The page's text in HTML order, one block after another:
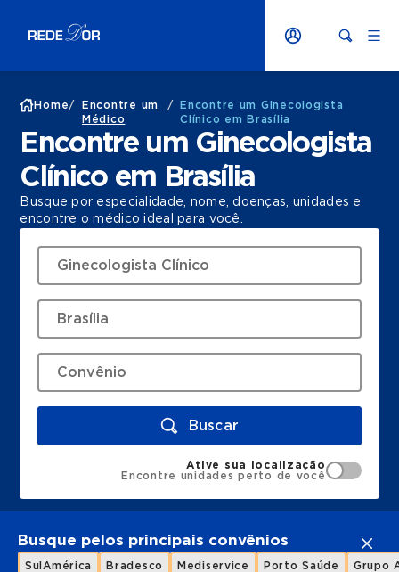
Home/
Encontre um
Médico
/
Encontre um Ginecologista
Clínico em Brasília
Encontre um Ginecologista
Clínico em Brasília
Busque por especialidade, nome, doenças, unidades e
encontre o médico ideal para você.
Buscar
Ative sua localização
Encontre unidades perto de você
Busque pelos principais convênios
SulAmérica Bradesco Mediservice Porto Saúde Grupo